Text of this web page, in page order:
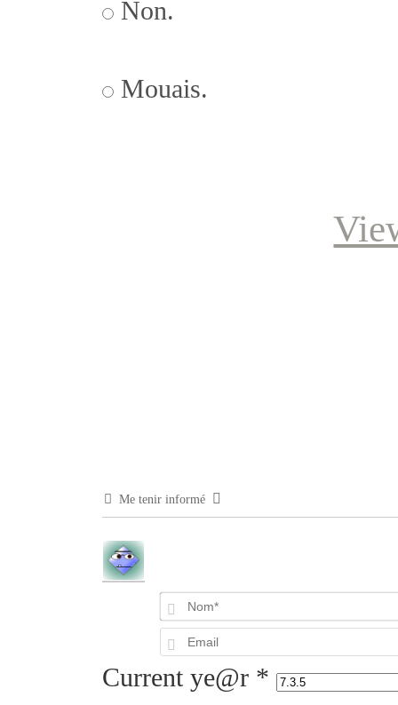
Non.
Mouais.
Me tenir informé
Current ye@r *